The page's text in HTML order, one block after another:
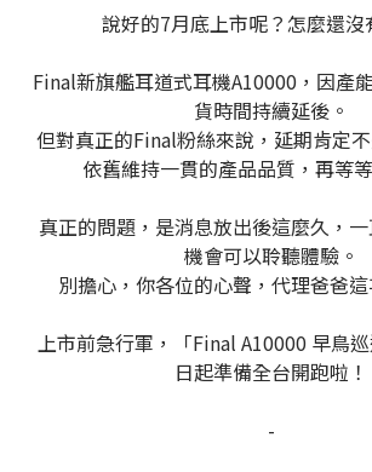
說好的7月底上市呢？怎麼還沒
Final新旗艦耳道式耳機A10000，因產
貨時間持續延後。
但對真正的Final粉絲來說，延期肯定
依舊維持一貫的產品品質，再等
真正的問題，是消息放出後這麼久，
機會可以聆聽體驗。
別擔心，你各位的心聲，代理爸爸這
上市前急行軍，「Final A10000 早鳥
日起準備全台開跑啦！
-